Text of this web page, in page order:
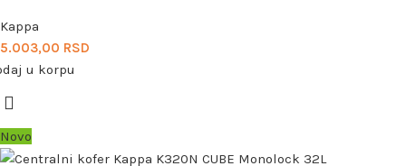
Kappa
5.003,00 RSD
u korpu
Novo